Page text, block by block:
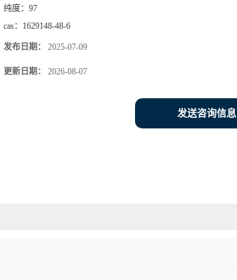
纯度： 97
cas： 1629148-48-6
发布日期： 2025-07-09
更新日期： 2026-08-07
发送咨询信息